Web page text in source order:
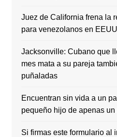
Juez de California frena la
para venezolanos en EEUU
Jacksonville: Cubano que
mes mata a su pareja
puñaladas
Encuentran sin vida a un
pequeño hijo de apenas un
Si firmas este formulario al